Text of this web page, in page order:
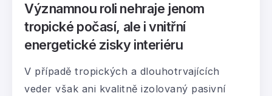
Významnou roli nehraje jenom
tropické počasí, ale i vnitřní
energetické zisky interiéru
V případě tropických a dlouhotrvajících
veder však ani kvalitně izolovaný pasivní